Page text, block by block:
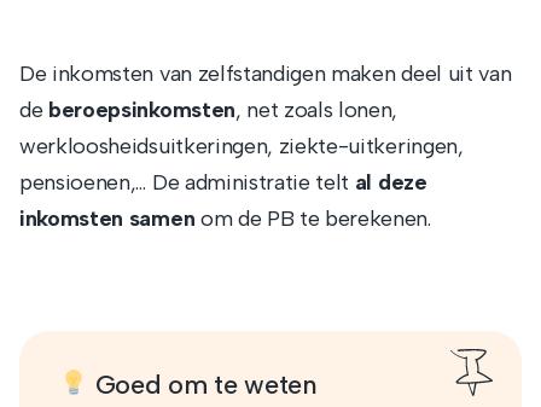
De inkomsten van zelfstandigen maken deel uit van
de beroepsinkomsten, net zoals lonen,
werkloosheidsuitkeringen, ziekte-uitkeringen,
pensioenen,… De administratie telt al deze
inkomsten samen om de PB te berekenen.
Goed om te weten